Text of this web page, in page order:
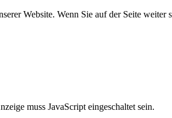
muss JavaScript eingeschaltet sein.
Website. Wenn Sie auf der Seite